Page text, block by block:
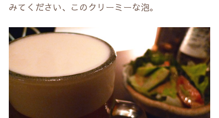
みてください、このクリーミーな泡。